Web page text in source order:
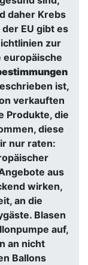
daher Krebs
EU gibt es
zur
europäische
ist,
verkauften
Produkte, die
diese
nur raten:
aus
wirken,
an die
. Blasen
auf,
an nicht
Ballons